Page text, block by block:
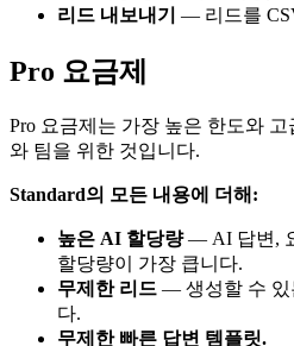
리드 내보내기 — 리드를
Pro 요금제
Pro 요금제는 가장 높은 한도와
와 팀을 위한 것입니다.
Standard의 모든 내용에 더해:
높은 AI 할당량— AI 답변,
할당량이 가장 큽니다.
무제한 리드 — 생성할 수 있
다.
무제한 빠른 답변 템플릿.